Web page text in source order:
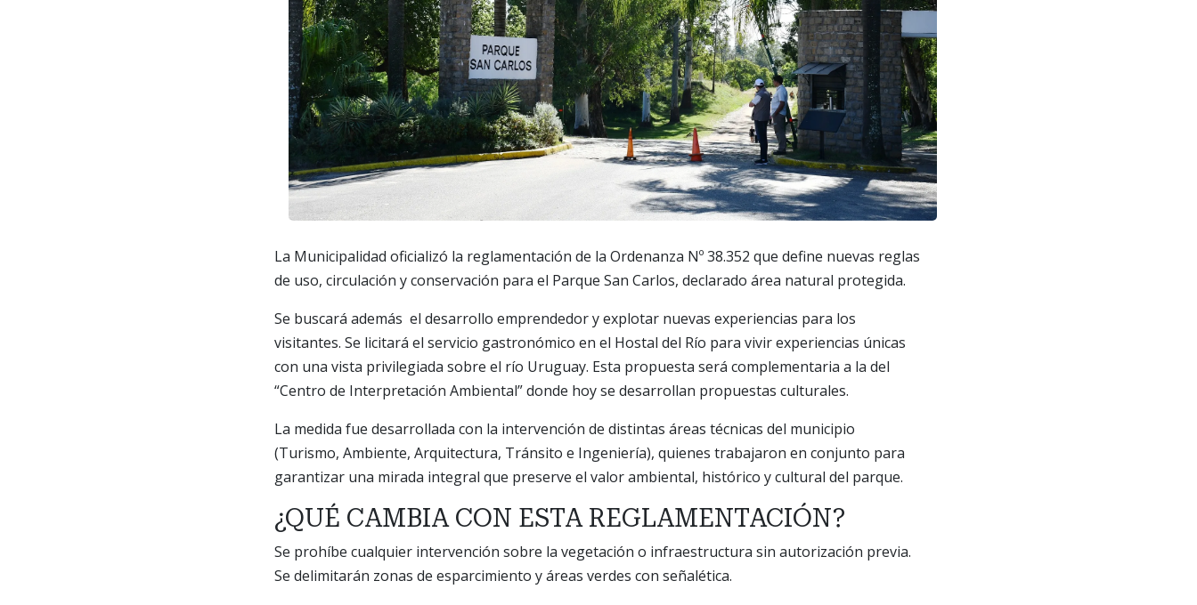
La Municipalidad oficializó la reglamentación de la Ordenanza Nº 38.352 que define nuevas reglas
de uso, circulación y conservación para el Parque San Carlos, declarado área natural protegida.
Se buscará además el desarrollo emprendedor y explotar nuevas experiencias para los
visitantes. Se licitará el servicio gastronómico en el Hostal del Río para vivir experiencias únicas
con una vista privilegiada sobre el río Uruguay. Esta propuesta será complementaria a la del
“Centro de Interpretación Ambiental” donde hoy se desarrollan propuestas culturales.
La medida fue desarrollada con la intervención de distintas áreas técnicas del municipio
(Turismo, Ambiente, Arquitectura, Tránsito e Ingeniería), quienes trabajaron en conjunto para
garantizar una mirada integral que preserve el valor ambiental, histórico y cultural del parque.
¿QUÉ CAMBIA CON ESTA REGLAMENTACIÓN?
Se prohíbe cualquier intervención sobre la vegetación o infraestructura sin autorización previa.
Se delimitarán zonas de esparcimiento y áreas verdes con señalética.